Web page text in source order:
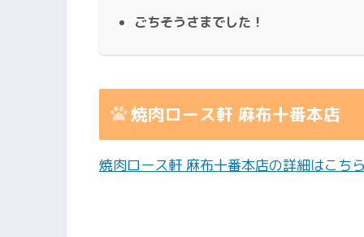
ごちそうさまでした！
焼肉ロース軒 麻布十番本店
焼肉ロース軒 麻布十番本店の詳細はこち